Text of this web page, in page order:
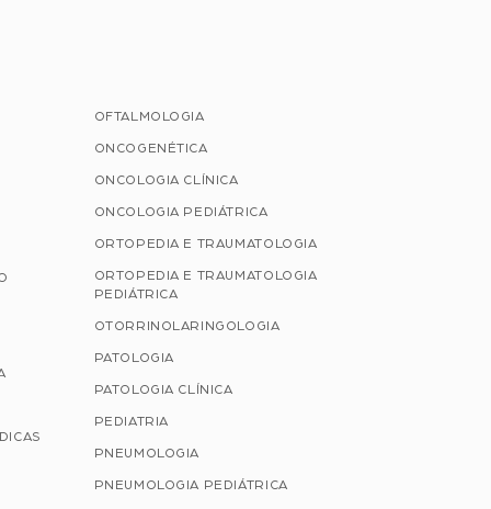
OFTALMOLOGIA
ONCOGENÉTICA
ONCOLOGIA CLÍNICA
ONCOLOGIA PEDIÁTRICA
ORTOPEDIA E TRAUMATOLOGIA
ORTOPEDIA E TRAUMATOLOGIA
PEDIÁTRICA
OTORRINOLARINGOLOGIA
PATOLOGIA
PATOLOGIA CLÍNICA
PEDIATRIA
PNEUMOLOGIA
PNEUMOLOGIA PEDIÁTRICA